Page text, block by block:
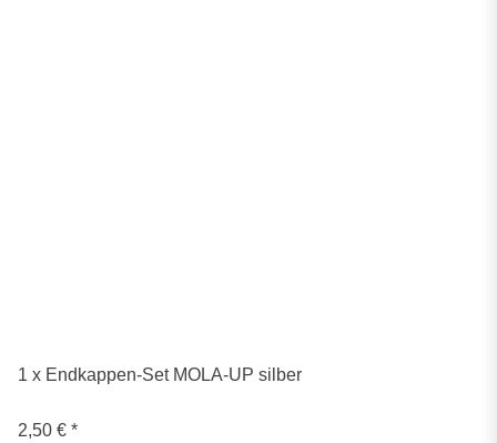
1 x Endkappen-Set MOLA-UP silber
2,50 € *